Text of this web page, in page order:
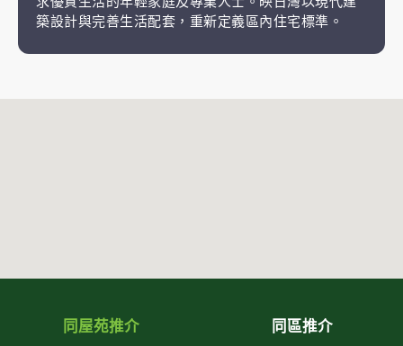
築設計與完善生活配套，重新定義區內住宅標準。
同屋苑推介 同區推介